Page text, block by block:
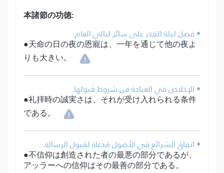
本諸節の功徳:
• فضل ليلة القدر على سائر ليالي العام.
●天命の日の夜の恩寵は、一年を通じて他の夜よ
りも大きい。
• الإخلاص في العبادة من شروط قَبولها.
●礼拝時の誠実さは、それが受け入れられる条件
である。
• اتفاق الشرائع في الأصول مَدعاة لقبول الرسالة.
●不信仰は創造された者の最悪の部分であるが、
アッラーへの信仰はその最善の部分である。